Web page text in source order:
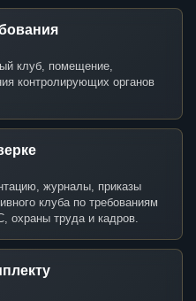
клуб, помещение,
контролирующих органов
журналы, приказы
клуба по требованиям
охраны труда и кадров.